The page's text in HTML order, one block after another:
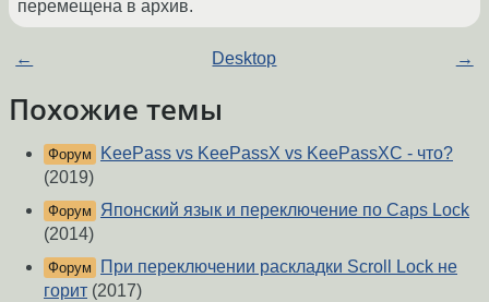
перемещена в архив.
← Desktop →
Похожие темы
Форум
KeePass vs KeePassX vs KeePassXC - что?
(2019)
Форум
Японский язык и переключение по Caps Lock
(2014)
Форум
При переключении раскладки Scroll Lock не
горит (2017)